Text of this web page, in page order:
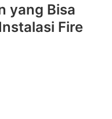
yang Bisa
Fire